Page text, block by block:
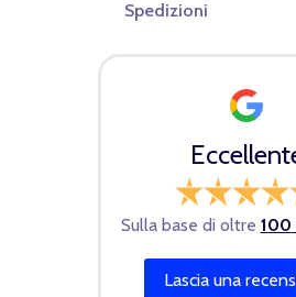
Spedizioni
Sulla base di oltre 100
Lascia una